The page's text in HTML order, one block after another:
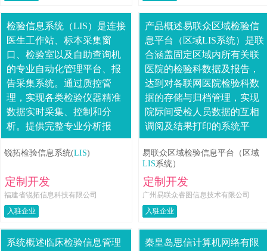
检验信息系统（LIS）是连接
医生工作站、标本采集窗
口、检验室以及自助查询机
的专业自动化管理平台、报
告采集系统。通过质控管
理，实现各类检验仪器精准
数据实时采集、控制和分
析。提供完整专业分析报
告，为患者和医生搭建良好
的沟通桥梁。优化检验流
1....
锐拓检验信息系统(LIS)
定制开发
福建省锐拓信息科技有限公司
入驻企业
产品概述易联众区域检验信
息平台（区域LIS系统）是联
合涵盖固定区域内所有关联
医院的检验科数据及报告，
达到对各联网医院检验科数
据的存储与归档管理，实现
院际间受检人员数据的互相
调阅及结果打印的系统平
台。区域LIS系统能为医院提
供患者诊断结果的数字化介
质，替代现有纸....
易联众区域检验信息平台（区域
LIS系统）
定制开发
广州易联众睿图信息技术有限公司
入驻企业
系统概述临床检验信息管理
秦皇岛思信计算机网络有限